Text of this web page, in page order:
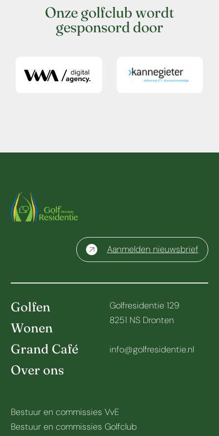
Onze golfclub wordt
gesponsord door
Aanmelden nieuwsbrief
Golfen
Wonen
Grand Café
Over ons
Golfresidentie 129
8251 NS Dronten
info@golfresidentie.nl
Bestuur en commissies VvE
Bestuur en commissies Golfclub